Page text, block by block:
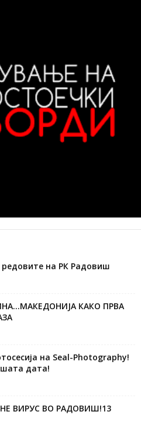
на РК Радовиш
КАКО ПРВА
на Seal-Photography!
дата!
ВИРУС ВО РАДОВИШ!13